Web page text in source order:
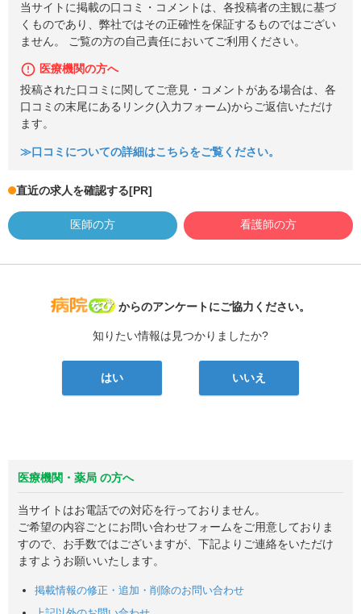
当サイトに掲載の口コミ・コメントは、各投稿者の主観に基づ
くものであり、弊社ではその正確性を保証するものではござい
ません。 ご覧の方の自己責任においてご利用ください。
医療機関の方へ
投稿された口コミに関してご意見・コメントがある場合は、各
口コミの末尾にあるリンク(入力フォーム)からご返信いただけ
ます。
≫口コミについての詳細はこちらをご覧ください。
直近の求人を確認する[PR]
医師の方 看護師の方
病院なび
からのアンケートにご協力ください。
知りたい情報は見つかりましたか?
はい いいえ
医療機関・薬局 の方へ
当サイトはお電話での対応を行っておりません。
ご希望の内容ごとにお問い合わせフォームをご用意しておりま
すので、お手数ではございますが、下記よりご連絡をいただけ
ますようお願いいたします。
掲載情報の修正・追加・削除のお問い合わせ